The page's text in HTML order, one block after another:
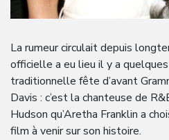
La rumeur circulait depuis
officielle a eu lieu il y a quelques
traditionnelle fête d’avant
Davis : c’est la chanteuse de
Hudson qu’Aretha Franklin a
film à venir sur son histoire.